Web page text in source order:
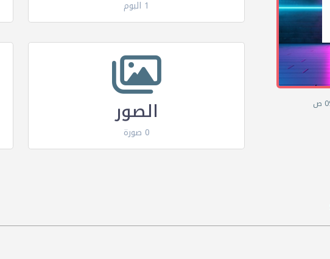
1 البوم
الصور
0 صورة